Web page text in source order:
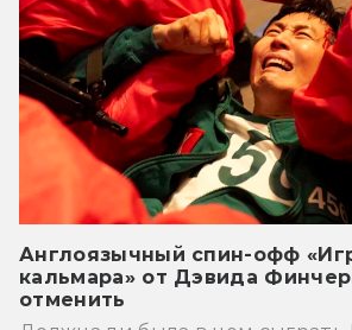
Англоязычный спин-офф
кальмара» от Дэвида
отменить